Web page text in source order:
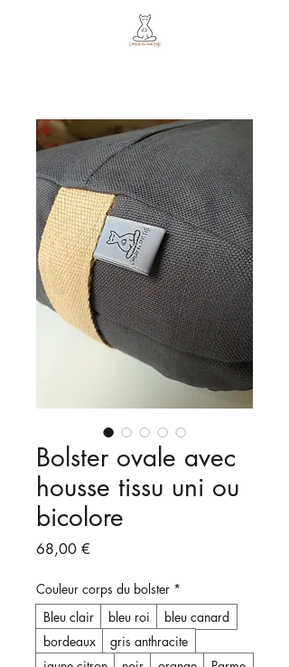
Bolster ovale avec
housse tissu uni ou
bicolore
68,00 €
Couleur corps du bolster *
Bleu clair
bleu roi
bleu canard
bordeaux
gris anthracite